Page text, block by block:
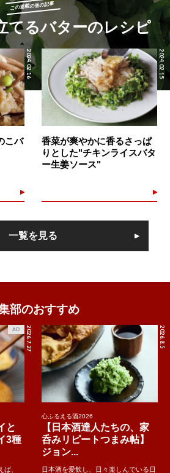
この連載の他の記事
てるバターのレシピ
2024.02.16
こバ
2024.02.15
香菜が爽やかに香るさっぱ
りとした"チキンライスバタ
ー生姜ソース"
一覧を見る
部のおすすめ
2026.7.27
AD
と
3種
ば、
2026.8.5
心ふるえる酒2026
【日本酒達人たちの、家
呑みリピートつまみ帖】
ジョン...
日本酒を愛飲し、日々楽しんでいる日